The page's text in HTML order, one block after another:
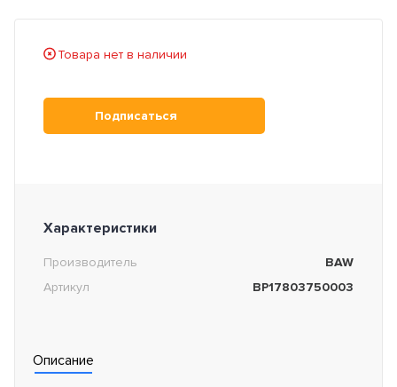
Товара нет в наличии
Подписаться
Характеристики
Производитель
BAW
Артикул
BP17803750003
Описание